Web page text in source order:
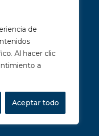
de
Al hacer clic
a
Aceptar todo